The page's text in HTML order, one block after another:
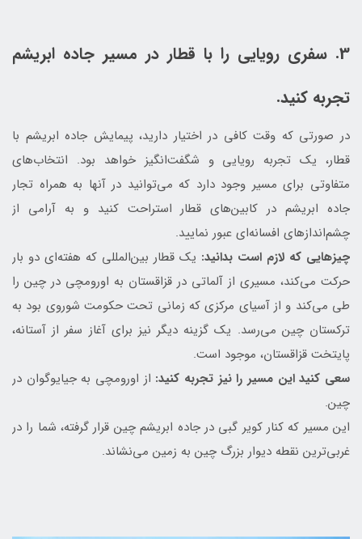
3. سفری رویایی را با قطار در مسیر جاده ابریشم
تجربه کنید.
در صورتی که وقت کافی در اختیار دارید، پیمایش جاده ابریشم با
قطار، یک تجربه رویایی و شگفت‌انگیز خواهد بود. انتخاب‌های
متفاوتی برای مسیر وجود دارد که می‌توانید در آنها به همراه تجار
جاده ابریشم در کابین‌های قطار استراحت کنید و به آرامی از
چشم‌اندازهای افسانه‌ای عبور نمایید.
چیزهایی که لازم است بدانید: یک قطار بین‌المللی که هفته‌ای دو بار
حرکت می‌کند، مسیری از آلماتی در قزاقستان به اورومچی در چین را
طی می‌کند و از آسیای مرکزی که زمانی تحت حکومت شوروی بود به
ترکستان چین می‌رسد. یک گزینه دیگر نیز برای آغاز سفر از آستانه،
پایتخت قزاقستان، موجود است.
سعی کنید این مسیر را نیز تجربه کنید: از اورومچی به جیایوگوان در
چین.
این مسیر که کنار کویر گبی در جاده ابریشم چین قرار گرفته، شما را در
غربی‌ترین نقطه دیوار بزرگ چین به زمین می‌نشاند.